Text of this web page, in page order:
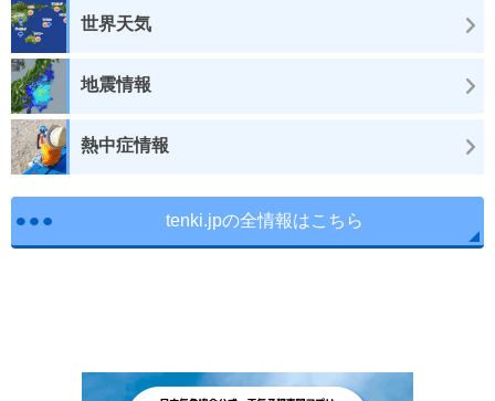
世界天気
地震情報
熱中症情報
tenki.jpの全情報はこちら